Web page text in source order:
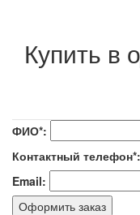
Купить в
ФИО*:
Контактный телефон*:
Email:
Оформить заказ